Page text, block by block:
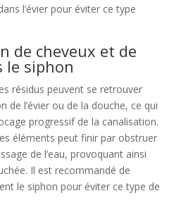
l’évier pour éviter ce type
de cheveux et de
le siphon
résidus peuvent se retrouver
de l’évier ou de la douche, ce qui
progressif de la canalisation.
éléments peut finir par obstruer
de l’eau, provoquant ainsi
Il est recommandé de
le siphon pour éviter ce type de